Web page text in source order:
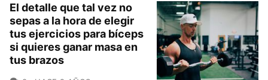
El detalle que tal vez no
sepas a la hora de elegir
tus ejercicios para bíceps
si quieres ganar masa en
tus brazos